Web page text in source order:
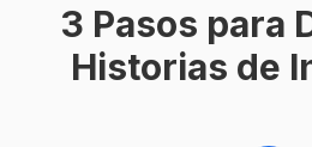
3 Pasos para
Historias de